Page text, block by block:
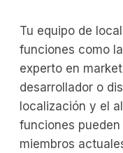
Tu equipo de
funciones como
experto en
desarrollador o
localización y el
funciones
miembros